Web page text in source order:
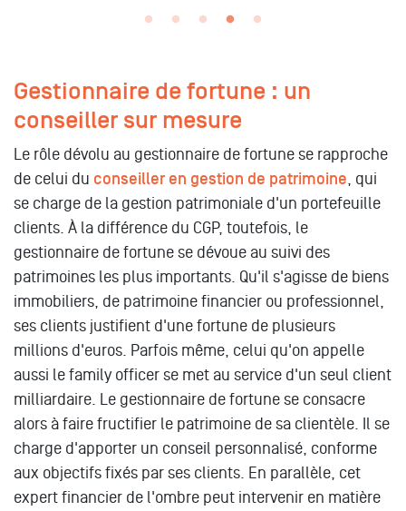
Gestionnaire de fortune : un
conseiller sur mesure
Le rôle dévolu au gestionnaire de fortune se rapproche
de celui du conseiller en gestion de patrimoine , qui
se charge de la gestion patrimoniale d'un portefeuille
clients. À la différence du CGP, toutefois, le
gestionnaire de fortune se dévoue au suivi des
patrimoines les plus importants. Qu'il s'agisse de biens
immobiliers, de patrimoine financier ou professionnel,
ses clients justifient d'une fortune de plusieurs
millions d'euros. Parfois même, celui qu'on appelle
aussi le family officer se met au service d'un seul client
milliardaire. Le gestionnaire de fortune se consacre
alors à faire fructifier le patrimoine de sa clientèle. Il se
charge d'apporter un conseil personnalisé, conforme
aux objectifs fixés par ses clients. En parallèle, cet
expert financier de l'ombre peut intervenir en matière